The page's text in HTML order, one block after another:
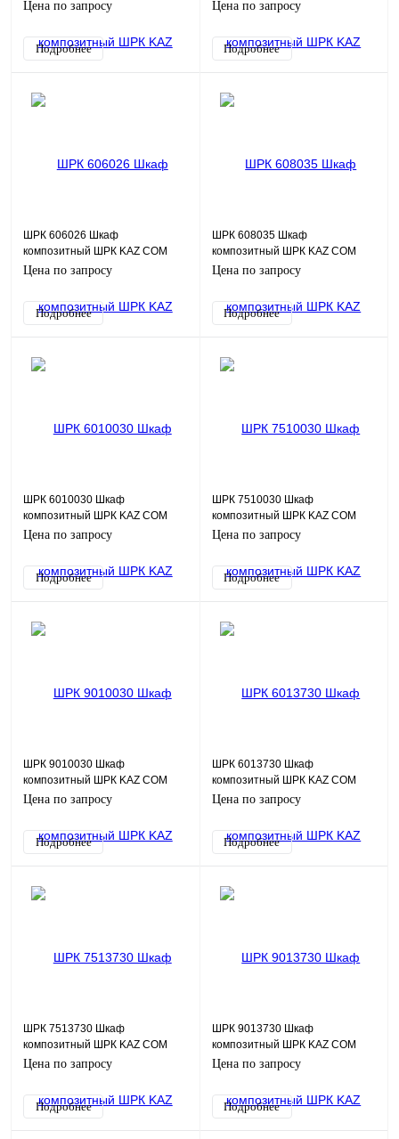
(пластик), IP65, 330х420х200
Цена по запросу
Подробнее
(пластик), IP65, 400х600х260
Цена по запросу
Подробнее
ШРК 606026 Шкаф
композитный ШРК KAZ COM
(пластик), IP65, 600х600х260
Цена по запросу
Подробнее
ШРК 608035 Шкаф
композитный ШРК KAZ COM
(пластик), IP65, 600х800х350
Цена по запросу
Подробнее
ШРК 6010030 Шкаф
композитный ШРК KAZ COM
(пластик), IP65, 600х1000х300
Цена по запросу
Подробнее
ШРК 7510030 Шкаф
композитный ШРК KAZ COM
(пластик), IP65, 750х1000х300
Цена по запросу
Подробнее
ШРК 9010030 Шкаф
композитный ШРК KAZ COM
(пластик), IP65, 900х1000х300
Цена по запросу
Подробнее
ШРК 6013730 Шкаф
композитный ШРК KAZ COM
(пластик), IP65, 600х1000х300
Цена по запросу
Подробнее
ШРК 7513730 Шкаф
композитный ШРК KAZ COM
(пластик), IP65, 750х1370х300
Цена по запросу
Подробнее
ШРК 9013730 Шкаф
композитный ШРК KAZ COM
(пластик), IP65, 900х1370х300
Цена по запросу
Подробнее